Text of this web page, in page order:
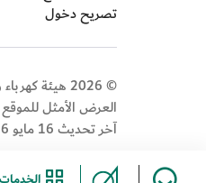
تصريح دخول
© 2026 هيئة كهرباء ومياه دبي (ش.م.ع) - جميع الحقوق محفوظة
العرض الأمثل
آخر تحديث 16 مايو 2026